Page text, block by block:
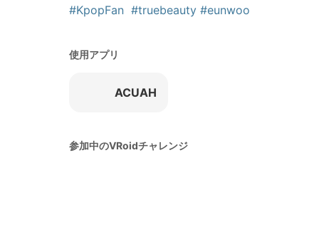
#KpopFan #truebeauty #eunwoo
使用アプリ
ACUAH
参加中のVRoidチャレンジ